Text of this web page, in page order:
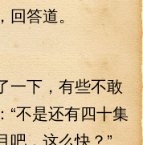
答道。
下，有些不敢
“不是还有四十集
吧，这么快？”